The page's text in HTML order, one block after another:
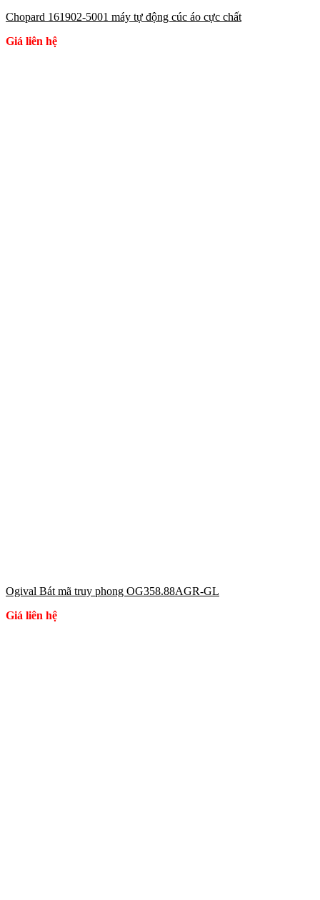
Chopard 161902-5001 máy tự động cúc áo cực chất
Giá liên hệ
Ogival Bát mã truy phong OG358.88AGR-GL
Giá liên hệ